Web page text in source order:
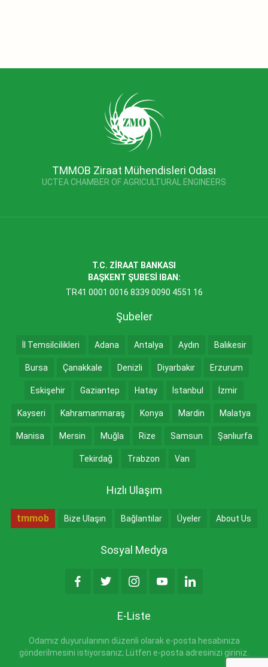
TMMOB Ziraat Mühendisleri Odası
UCTEA CHAMBER OF AGRICULTURAL ENGINEERS
T.C. ZİRAAT BANKASI
BAŞKENT ŞUBESİ IBAN:
TR41 0001 0016 8339 0090 4551 16
Şubeler
İl Temsilcilikleri Adana Antalya Aydın Balıkesir
Bursa Çanakkale Denizli Diyarbakır Erzurum
Eskişehir Gaziantep Hatay İstanbul İzmir
Kayseri Kahramanmaraş Konya Mardin Malatya
Manisa Mersin Muğla Rize Samsun Şanlıurfa
Tekirdağ Trabzon Van
Hızlı Ulaşım
tmmob Bize Ulaşın Bağlantılar Üyeler About Us
Sosyal Medya
E-Liste
Odamız duyurularının düzenli olarak e-posta hesabınıza
gönderilmesini istiyorsanız; Lütfen e-posta adresinizi giriniz.